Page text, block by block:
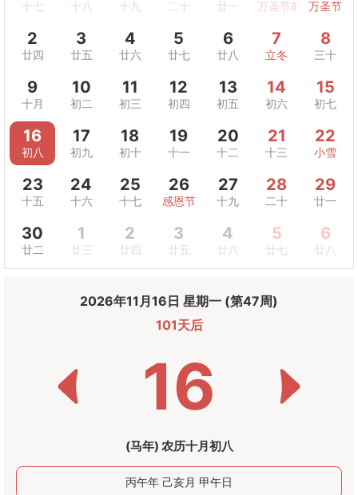
十七 十八 十九 廿一 万圣节前夜万圣节
2
廿四
3
廿五
4
廿六
5
廿七
6
廿八
7
立冬
8
三十
9
十月
10
初二
11
初三
12
初四
13
初五
14
初六
15
初七
16
初八
17
初九
18
初十
19
十一
20
十二
21
十三
22
小雪
23
十五
24
十六
25
十七
26
感恩节
27
十九
28
二十
29
廿一
30
廿二
1 2
廿四
3
廿五
4
廿六
5
廿七
6
廿八
2026年11月16日 星期一 (第47周)
101天后
16
(马年) 农历十月初八
丙午年 己亥月 甲午日